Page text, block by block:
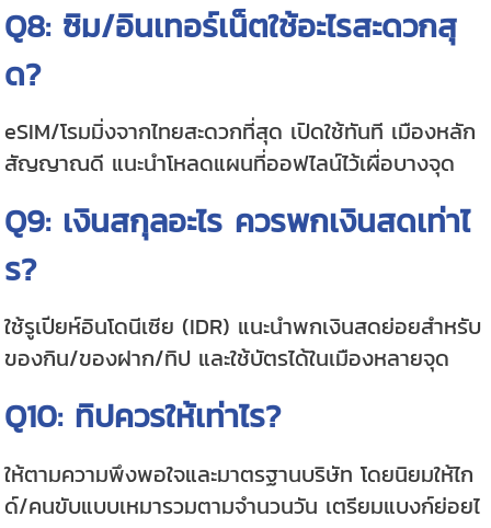
Q8: ซิม/อินเทอร์เน็ตใช้อะไรสะดวกสุ
ด?
eSIM/โรมมิ่งจากไทยสะดวกที่สุด เปิดใช้ทันที เมืองหลัก
สัญญาณดี แนะนำโหลดแผนที่ออฟไลน์ไว้เผื่อบางจุด
Q9: เงินสกุลอะไร ควรพกเงินสดเท่าไ
ร?
ใช้รูเปียห์อินโดนีเซีย (IDR) แนะนำพกเงินสดย่อยสำหรับ
ของกิน/ของฝาก/ทิป และใช้บัตรได้ในเมืองหลายจุด
Q10: ทิปควรให้เท่าไร?
ให้ตามความพึงพอใจและมาตรฐานบริษัท โดยนิยมให้ไก
ด์/คนขับแบบเหมารวมตามจำนวนวัน เตรียมแบงก์ย่อยไ